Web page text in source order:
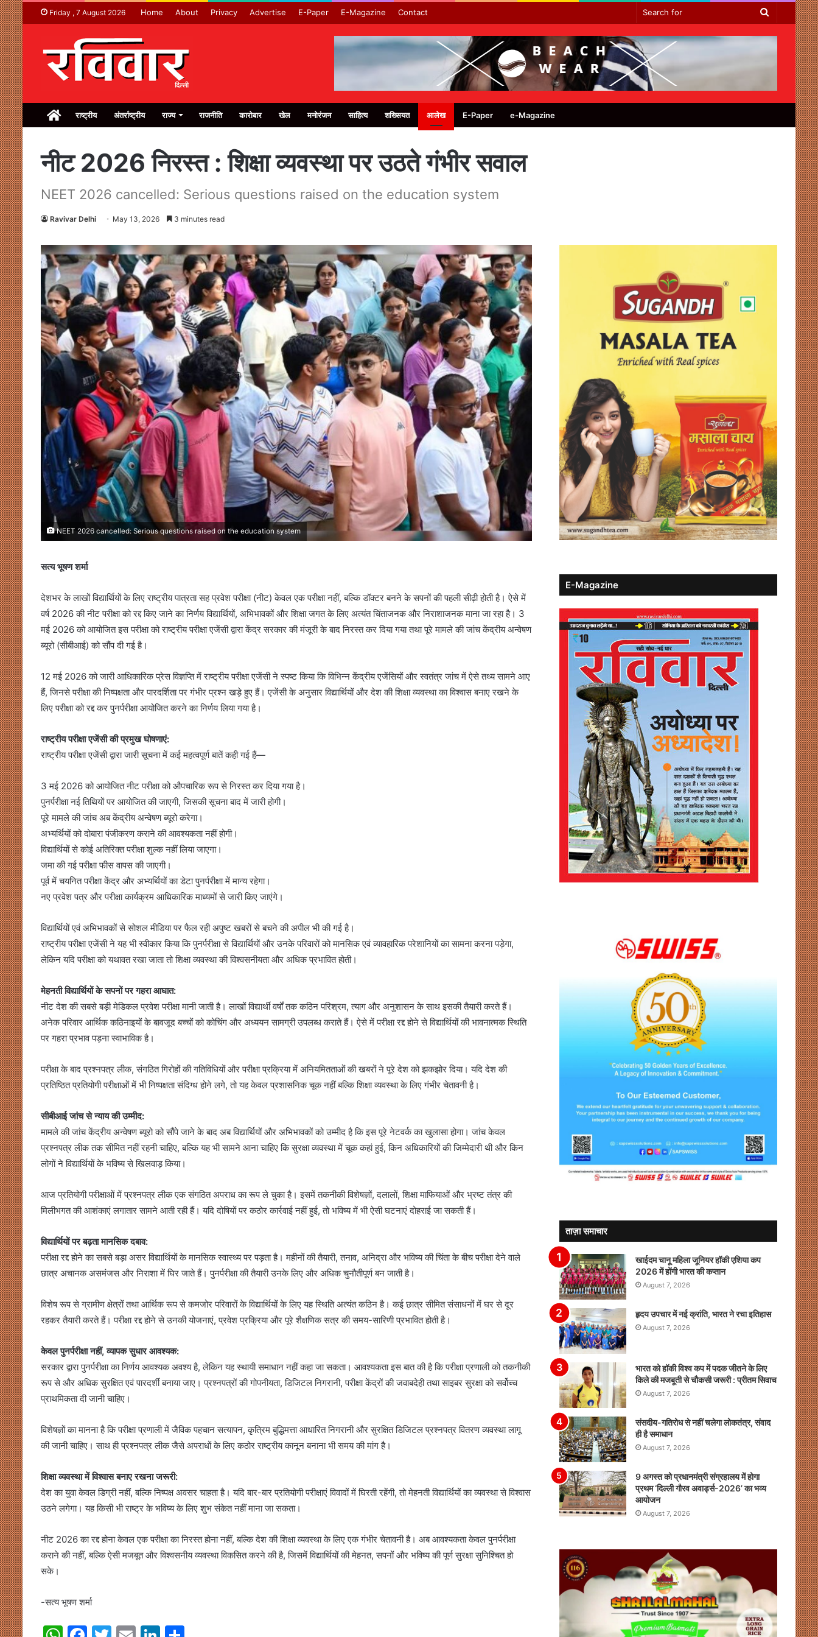
Friday , 7 August 2026 Home About Privacy Advertise E-Paper E-Magazine Contact
Search
for
Homeराष्ट्रीय अंतर्राष्ट्रीय राज्य राजनीति कारोबार खेल मनोरंजन साहित्य शख्सियत आलेख E-Paper e-Magazine
नीट 2026 निरस्त : शिक्षा व्यवस्था पर उठते गंभीर सवाल
NEET 2026 cancelled: Serious questions raised on the education system
Ravivar Delhi May 13, 2026 3 minutes read
NEET 2026 cancelled: Serious questions raised on the education system
सत्य भूषण शर्मा
देशभर के लाखों विद्यार्थियों के लिए राष्ट्रीय पात्रता सह प्रवेश परीक्षा (नीट) केवल एक परीक्षा नहीं, बल्कि डॉक्टर बनने के सपनों की पहली सीढ़ी होती है। ऐसे में
वर्ष 2026 की नीट परीक्षा को रद्द किए जाने का निर्णय विद्यार्थियों, अभिभावकों और शिक्षा जगत के लिए अत्यंत चिंताजनक और निराशाजनक माना जा रहा है। 3
मई 2026 को आयोजित इस परीक्षा को राष्ट्रीय परीक्षा एजेंसी द्वारा केंद्र सरकार की मंजूरी के बाद निरस्त कर दिया गया तथा पूरे मामले की जांच केंद्रीय अन्वेषण
ब्यूरो (सीबीआई) को सौंप दी गई है।
12 मई 2026 को जारी आधिकारिक प्रेस विज्ञप्ति में राष्ट्रीय परीक्षा एजेंसी ने स्पष्ट किया कि विभिन्न केंद्रीय एजेंसियों और स्वतंत्र जांच में ऐसे तथ्य सामने आए
हैं, जिनसे परीक्षा की निष्पक्षता और पारदर्शिता पर गंभीर प्रश्न खड़े हुए हैं। एजेंसी के अनुसार विद्यार्थियों और देश की शिक्षा व्यवस्था का विश्वास बनाए रखने के
लिए परीक्षा को रद्द कर पुनर्परीक्षा आयोजित करने का निर्णय लिया गया है।
राष्ट्रीय परीक्षा एजेंसी की प्रमुख घोषणाएं:
राष्ट्रीय परीक्षा एजेंसी द्वारा जारी सूचना में कई महत्वपूर्ण बातें कही गई हैं—
3 मई 2026 को आयोजित नीट परीक्षा को औपचारिक रूप से निरस्त कर दिया गया है।
पुनर्परीक्षा नई तिथियों पर आयोजित की जाएगी, जिसकी सूचना बाद में जारी होगी।
पूरे मामले की जांच अब केंद्रीय अन्वेषण ब्यूरो करेगा।
अभ्यर्थियों को दोबारा पंजीकरण कराने की आवश्यकता नहीं होगी।
विद्यार्थियों से कोई अतिरिक्त परीक्षा शुल्क नहीं लिया जाएगा।
जमा की गई परीक्षा फीस वापस की जाएगी।
पूर्व में चयनित परीक्षा केंद्र और अभ्यर्थियों का डेटा पुनर्परीक्षा में मान्य रहेगा।
नए प्रवेश पत्र और परीक्षा कार्यक्रम आधिकारिक माध्यमों से जारी किए जाएंगे।
विद्यार्थियों एवं अभिभावकों से सोशल मीडिया पर फैल रही अपुष्ट खबरों से बचने की अपील भी की गई है।
राष्ट्रीय परीक्षा एजेंसी ने यह भी स्वीकार किया कि पुनर्परीक्षा से विद्यार्थियों और उनके परिवारों को मानसिक एवं व्यावहारिक परेशानियों का सामना करना पड़ेगा,
लेकिन यदि परीक्षा को यथावत रखा जाता तो शिक्षा व्यवस्था की विश्वसनीयता और अधिक प्रभावित होती।
मेहनती विद्यार्थियों के सपनों पर गहरा आघात:
नीट देश की सबसे बड़ी मेडिकल प्रवेश परीक्षा मानी जाती है। लाखों विद्यार्थी वर्षों तक कठिन परिश्रम, त्याग और अनुशासन के साथ इसकी तैयारी करते हैं।
अनेक परिवार आर्थिक कठिनाइयों के बावजूद बच्चों को कोचिंग और अध्ययन सामग्री उपलब्ध कराते हैं। ऐसे में परीक्षा रद्द होने से विद्यार्थियों की भावनात्मक स्थिति
पर गहरा प्रभाव पड़ना स्वाभाविक है।
परीक्षा के बाद प्रश्नपत्र लीक, संगठित गिरोहों की गतिविधियों और परीक्षा प्रक्रिया में अनियमितताओं की खबरों ने पूरे देश को झकझोर दिया। यदि देश की
प्रतिष्ठित प्रतियोगी परीक्षाओं में भी निष्पक्षता संदिग्ध होने लगे, तो यह केवल प्रशासनिक चूक नहीं बल्कि शिक्षा व्यवस्था के लिए गंभीर चेतावनी है।
सीबीआई जांच से न्याय की उम्मीद:
मामले की जांच केंद्रीय अन्वेषण ब्यूरो को सौंपे जाने के बाद अब विद्यार्थियों और अभिभावकों को उम्मीद है कि इस पूरे नेटवर्क का खुलासा होगा। जांच केवल
प्रश्नपत्र लीक तक सीमित नहीं रहनी चाहिए, बल्कि यह भी सामने आना चाहिए कि सुरक्षा व्यवस्था में चूक कहां हुई, किन अधिकारियों की जिम्मेदारी थी और किन
लोगों ने विद्यार्थियों के भविष्य से खिलवाड़ किया।
आज प्रतियोगी परीक्षाओं में प्रश्नपत्र लीक एक संगठित अपराध का रूप ले चुका है। इसमें तकनीकी विशेषज्ञों, दलालों, शिक्षा माफियाओं और भ्रष्ट तंत्र की
मिलीभगत की आशंकाएं लगातार सामने आती रही हैं। यदि दोषियों पर कठोर कार्रवाई नहीं हुई, तो भविष्य में भी ऐसी घटनाएं दोहराई जा सकती हैं।
विद्यार्थियों पर बढ़ता मानसिक दबाव:
परीक्षा रद्द होने का सबसे बड़ा असर विद्यार्थियों के मानसिक स्वास्थ्य पर पड़ता है। महीनों की तैयारी, तनाव, अनिद्रा और भविष्य की चिंता के बीच परीक्षा देने वाले
छात्र अचानक असमंजस और निराशा में घिर जाते हैं। पुनर्परीक्षा की तैयारी उनके लिए और अधिक चुनौतीपूर्ण बन जाती है।
विशेष रूप से ग्रामीण क्षेत्रों तथा आर्थिक रूप से कमजोर परिवारों के विद्यार्थियों के लिए यह स्थिति अत्यंत कठिन है। कई छात्र सीमित संसाधनों में घर से दूर
रहकर तैयारी करते हैं। परीक्षा रद्द होने से उनकी योजनाएं, प्रवेश प्रक्रिया और पूरे शैक्षणिक सत्र की समय-सारिणी प्रभावित होती है।
केवल पुनर्परीक्षा नहीं, व्यापक सुधार आवश्यक:
सरकार द्वारा पुनर्परीक्षा का निर्णय आवश्यक अवश्य है, लेकिन यह स्थायी समाधान नहीं कहा जा सकता। आवश्यकता इस बात की है कि परीक्षा प्रणाली को तकनीकी
रूप से और अधिक सुरक्षित एवं पारदर्शी बनाया जाए। प्रश्नपत्रों की गोपनीयता, डिजिटल निगरानी, परीक्षा केंद्रों की जवाबदेही तथा साइबर सुरक्षा को सर्वोच्च
प्राथमिकता दी जानी चाहिए।
विशेषज्ञों का मानना है कि परीक्षा प्रणाली में जैविक पहचान सत्यापन, कृत्रिम बुद्धिमत्ता आधारित निगरानी और सुरक्षित डिजिटल प्रश्नपत्र वितरण व्यवस्था लागू
की जानी चाहिए। साथ ही प्रश्नपत्र लीक जैसे अपराधों के लिए कठोर राष्ट्रीय कानून बनाना भी समय की मांग है।
शिक्षा व्यवस्था में विश्वास बनाए रखना जरूरी:
देश का युवा केवल डिग्री नहीं, बल्कि निष्पक्ष अवसर चाहता है। यदि बार-बार प्रतियोगी परीक्षाएं विवादों में घिरती रहेंगी, तो मेहनती विद्यार्थियों का व्यवस्था से विश्वास
उठने लगेगा। यह किसी भी राष्ट्र के भविष्य के लिए शुभ संकेत नहीं माना जा सकता।
नीट 2026 का रद्द होना केवल एक परीक्षा का निरस्त होना नहीं, बल्कि देश की शिक्षा व्यवस्था के लिए एक गंभीर चेतावनी है। अब आवश्यकता केवल पुनर्परीक्षा
कराने की नहीं, बल्कि ऐसी मजबूत और विश्वसनीय व्यवस्था विकसित करने की है, जिसमें विद्यार्थियों की मेहनत, सपनों और भविष्य की पूर्ण सुरक्षा सुनिश्चित हो
सके।
-सत्य भूषण शर्मा
E-Magazine
ताज़ा समाचार
खाईदम चानू महिला जूनियर हॉकी एशिया कप
2026 में होंगी भारत की कप्तान
August 7, 2026
हृदय उपचार में नई क्रांति, भारत ने रचा इतिहास
August 7, 2026
भारत को हॉकी विश्व कप में पदक जीतने के लिए
किले की मजबूती से चौकसी जरूरी : प्रीतम सिवाच
August 7, 2026
संसदीय-गतिरोध से नहीं चलेगा लोकतंत्र, संवाद
ही है समाधान
August 7, 2026
9 अगस्त को प्रधानमंत्री संग्रहालय में होगा
प्रथम ‘दिल्ली गौरव अवार्ड्स-2026’ का भव्य
आयोजन
August 7, 2026